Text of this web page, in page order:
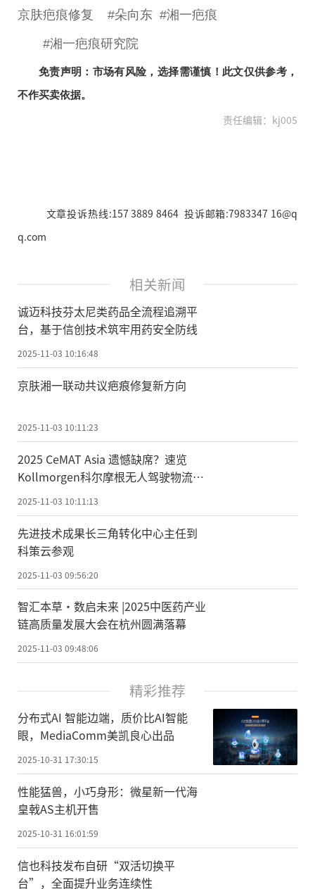
京肤疤痕修复 #朵向东 #湘一疤痕
#湘一疤痕研究院
免责声明：市场有风险，选择需谨慎！此文仅供参考，
不作买卖依据。
责任编辑：kj005
文章投诉热线:157 3889 8464 投诉邮箱:7983347 16@q
q.com
相关新闻
诚迈科技芬太尼类药品全流程追溯平
台，基于信创技术筑牢用药安全防线
2025-11-03 10:16:48
京肤湘一联动共议疤痕修复新方向
2025-11-03 10:11:23
2025 CeMAT Asia 遗憾缺席？速览
Kollmorgen科尔摩根无人驾驶物流智
2025-11-03 10:11:13
先进技术成果长三角转化中心主任到
科策云参观
2025-11-03 09:56:20
智汇本草·数启未来 |2025中医药产业
链高质量发展大会在杭州圆满落幕
2025-11-03 09:48:06
精彩推荐
分布式AI 智能边端，质价比AI智能
眼，MediaComm美凯良心出品
2025-10-31 17:30:15
性能猛兽，小巧身形：微星新一代海
皇戟AS主机开售
2025-10-31 16:01:59
信也科技发布自研“双活切换平
台”，全面提升业务连续性